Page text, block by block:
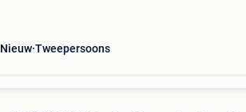
Nieuw Tweepersoons